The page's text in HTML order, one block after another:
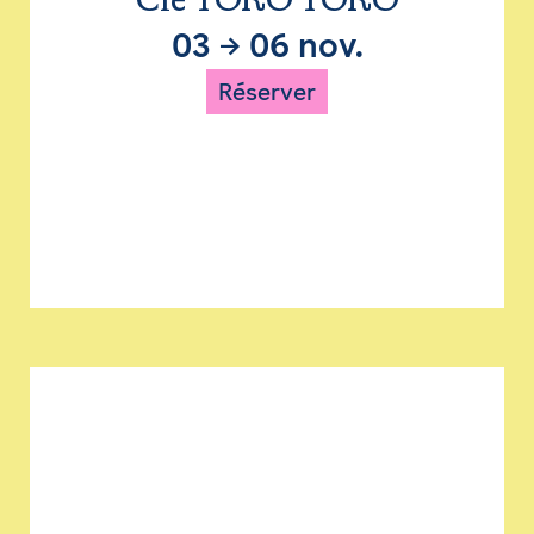
03 → 06 nov.
Réserver